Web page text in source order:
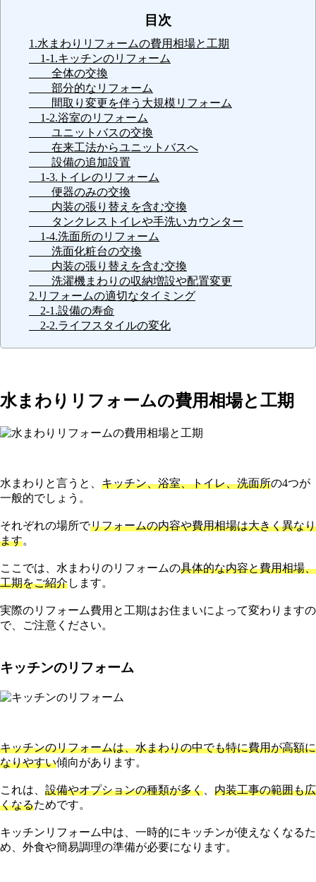
目次
1.水まわりリフォームの費用相場と工期
1-1.キッチンのリフォーム
全体の交換
部分的なリフォーム
間取り変更を伴う大規模リフォーム
1-2.浴室のリフォーム
ユニットバスの交換
在来工法からユニットバスへ
設備の追加設置
1-3.トイレのリフォーム
便器のみの交換
内装の張り替えを含む交換
タンクレストイレや手洗いカウンター
1-4.洗面所のリフォーム
洗面化粧台の交換
内装の張り替えを含む交換
洗濯機まわりの収納増設や配置変更
2.リフォームの適切なタイミング
2-1.設備の寿命
2-2.ライフスタイルの変化
水まわりリフォームの費用相場と工期
水まわりと言うと、 キッチン、浴室、トイレ、洗面所の4つが
一般的でしょう。
それぞれの場所でリフォームの内容や費用相場は大きく異なり
ます。
ここでは、水まわりのリフォームの具体的な内容と費用相場、
工期をご紹介します。
実際のリフォーム費用と工期はお住まいによって変わりますの
で、ご注意ください。
キッチンのリフォーム
キッチンのリフォームは、水まわりの中でも特に費用が高額に
なりやすい傾向があります。
これは、 設備やオプションの種類が多く
内装工事の範囲も広
くなるためです。
キッチンリフォーム中は、一時的にキッチンが使えなくなるた
め、外食や簡易調理の準備が必要になります。